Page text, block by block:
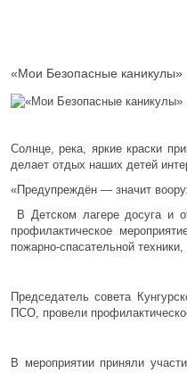
«Мои Безопасные каникулы»
Солнце, река, яркие краски
делает отдых наших детей
«Предупреждён — значит
В Детском лагере досуга и
профилактическое
пожарно-спасательной
Председатель совета
ПСО, провели
В мероприятии приняли